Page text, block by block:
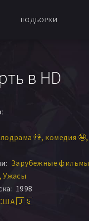
ПОДБОРКИ
в HD
👫 комедия 🤪
Зарубежные фильмы
Ужасы
1998
🇺🇸